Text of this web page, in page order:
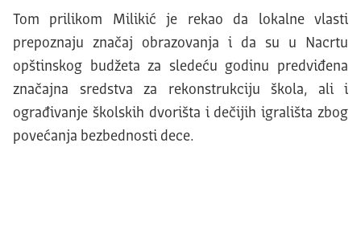
Tom prilikom Milikić je rekao da lokalne vlasti
prepoznaju značaj obrazovanja i da su u Nacrtu
opštinskog budžeta za sledeću godinu predviđena
značajna sredstva za rekonstrukciju škola, ali i
ograđivanje školskih dvorišta i dečijih igrališta zbog
povećanja bezbednosti dece.